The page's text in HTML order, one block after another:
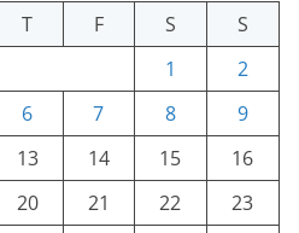
T F S
S
1
2
6 7 8
9
13 14 15
16
20 21 22
23